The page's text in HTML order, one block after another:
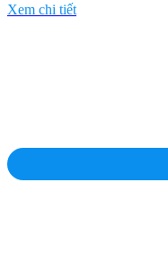
Xem chi tiết